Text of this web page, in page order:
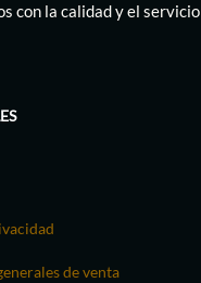
con la calidad y el servicio
de venta